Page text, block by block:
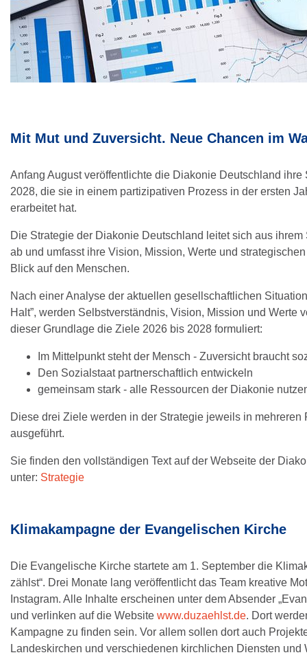
Mit Mut und Zuversicht. Neue Chancen im
Anfang August veröffentlichte die Diakonie Deutschland ihre
2028, die sie in einem partizipativen Prozess in der ersten
erarbeitet hat.
Die Strategie der Diakonie Deutschland leitet sich aus
ab und umfasst ihre Vision, Mission, Werte und
Blick auf den Menschen.
Nach einer Analyse der aktuellen gesellschaftlichen
Halt”, werden Selbstverständnis, Vision, Mission und Werte
dieser Grundlage die Ziele 2026 bis 2028 formuliert:
Im Mittelpunkt steht der Mensch - Zuversicht braucht
Den Sozialstaat partnerschaftlich entwickeln
gemeinsam stark - alle Ressourcen der Diakonie
Diese drei Ziele werden in der Strategie jeweils in mehreren
ausgeführt.
Sie finden den vollständigen Text auf der Webseite der
unter: Strategie
Klimakampagne der Evangelischen Kirche
Die Evangelische Kirche startete am 1. September die
zählst“. Drei Monate lang veröffentlicht das Team kreative
Instagram. Alle Inhalte erscheinen unter dem Absender
und verlinken auf die Website www.duzaehlst.de. Dort
Kampagne zu finden sein. Vor allem sollen dort auch
Landeskirchen und verschiedenen kirchlichen Diensten und